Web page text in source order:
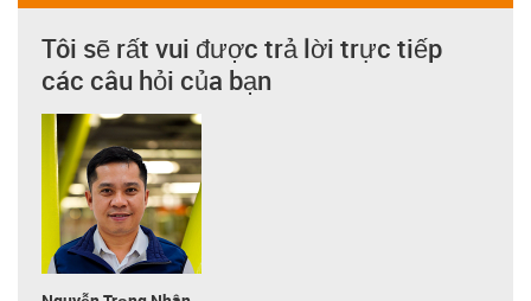
Tôi sẽ rất vui được trả lời trực tiếp
các câu hỏi của bạn